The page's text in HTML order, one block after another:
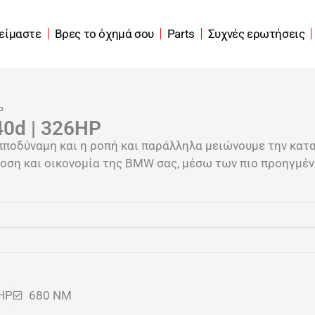
Βρες το όχημά σου Parts Συχνές ερωτήσεις
| 326HP
και η ροπή και παράλληλα μειώνουμε την
και οικονομία της BMW σας, μέσω των πιο
680 NM